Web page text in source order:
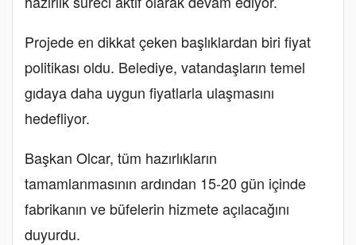
Projede en dikkat çeken başlıklardan biri fiyat
politikası oldu. Belediye, vatandaşların temel
gıdaya daha uygun fiyatlarla ulaşmasını
hedefliyor.
Başkan Olcar, tüm hazırlıkların
tamamlanmasının ardından 15-20 gün içinde
fabrikanın ve büfelerin hizmete açılacağını
duyurdu.